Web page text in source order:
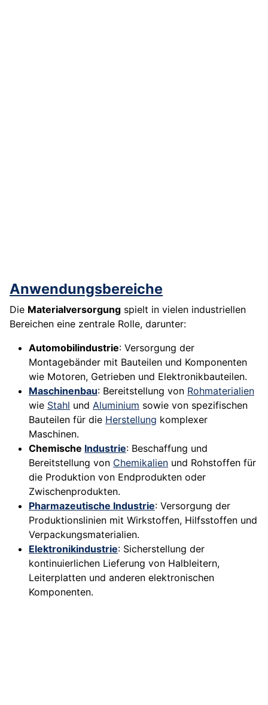
Anwendungsbereiche
Die Materialversorgung spielt in vielen industriellen
Bereichen eine zentrale Rolle, darunter:
Automobilindustrie: Versorgung der
Montagebänder mit Bauteilen und Komponenten
wie Motoren, Getrieben und Elektronikbauteilen.
Maschinenbau: Bereitstellung von Rohmaterialien
wie Stahl und Aluminium sowie von spezifischen
Bauteilen für die Herstellung komplexer
Maschinen.
Chemische Industrie: Beschaffung und
Bereitstellung von Chemikalien und Rohstoffen für
die Produktion von Endprodukten oder
Zwischenprodukten.
Pharmazeutische Industrie: Versorgung der
Produktionslinien mit Wirkstoffen, Hilfsstoffen und
Verpackungsmaterialien.
Elektronikindustrie: Sicherstellung der
kontinuierlichen Lieferung von Halbleitern,
Leiterplatten und anderen elektronischen
Komponenten.